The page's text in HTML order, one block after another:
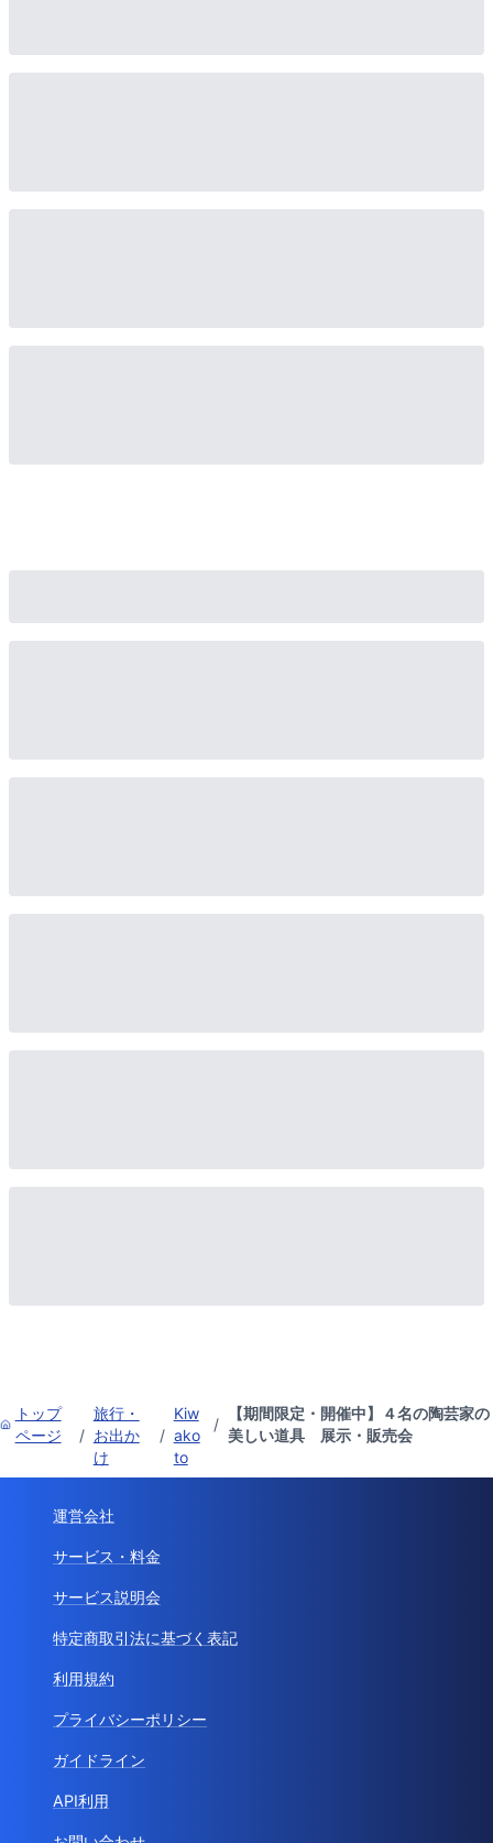
トップ
ページ
/
旅行・
お出か
け
/
Kiw
ako
to
/
【期間限定・開催中】４名の陶芸家の
美しい道具 展示・販売会
運営会社
サービス・料金
サービス説明会
特定商取引法に基づく表記
利用規約
プライバシーポリシー
ガイドライン
API利用